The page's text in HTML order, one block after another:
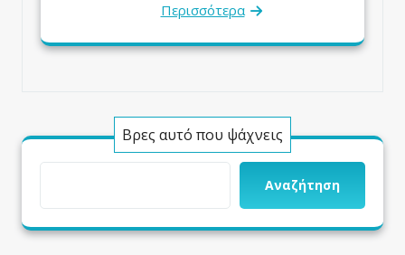
Περισσότερα
Βρες αυτό που ψάχνεις
Αναζήτηση